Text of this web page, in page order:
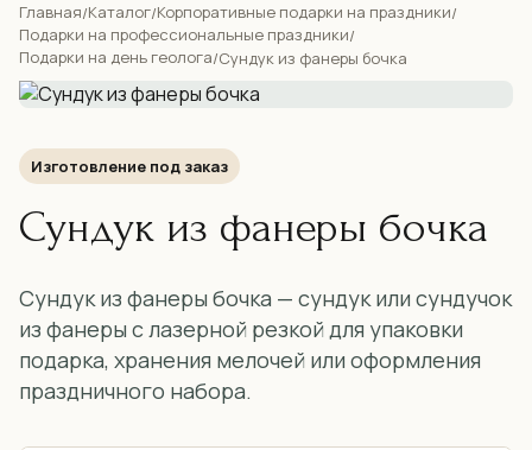
Главная/Каталог/Корпоративные подарки на праздники/
Подарки на профессиональные праздники/
Подарки на день геолога/Сундук из фанеры бочка
Изготовление под заказ
Сундук из фанеры бочка
Сундук из фанеры бочка — сундук или сундучок
из фанеры с лазерной резкой для упаковки
подарка, хранения мелочей или оформления
праздничного набора.